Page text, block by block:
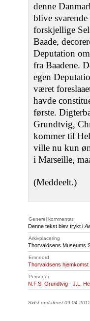
denne
blive
forskjellige
Baade,
Deputation
fra Baadene.
egen
været
havde
første.
Grundtvig,
kommer til
ville nu kun
i Marseille,
(Meddeelt.)
Generel kommentar
Denne tekst blev trykt i
Arkivplacering
Thorvaldsens Museums
Emneord
Thorvaldsens hjemkomst
Personer
N.F.S. Grundtvig · J.L.
Sidst opdateret